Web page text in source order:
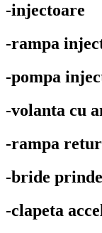
-injectoare
-rampa
-pompa
-volanta cu
-rampa
-bride
-clapeta